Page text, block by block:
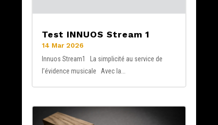
Test INNUOS Stream 1
14 Mar 2026
Innuos Stream1 La simplicité au service de
l’évidence musicale Avec la...